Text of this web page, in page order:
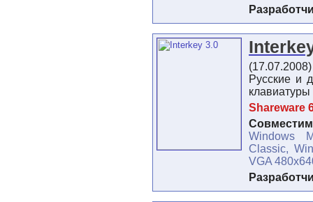
Русские и
клавиатуры
Shareware
Windows
Classic,
VGA